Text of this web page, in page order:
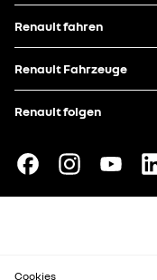
Renault fahren
Renault Fahrzeuge
Renault folgen
Cookies